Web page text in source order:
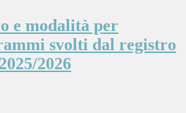
e modalità per
svolti dal registro
2026